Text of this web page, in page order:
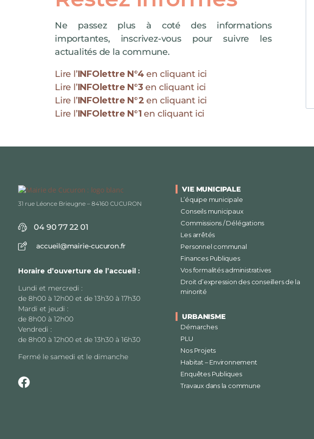
Ne passez plus à coté des informations
importantes, inscrivez-vous pour suivre les
actualités de la commune.
Lire l’INFOlettre N°4 en cliquant ici
Lire l’INFOlettre N°3 en cliquant ici
Lire l’INFOlettre N°2 en cliquant ici
Lire l’INFOlettre N°1 en cliquant ici
31 rue Léonce Brieugne – 84160 CUCURON
04 90 77 22 01
accueil@mairie-cucuron.fr
Horaire d’ouverture de l’accueil :
Lundi et mercredi :
de 8h00 à 12h00 et de 13h30 à 17h30
Mardi et jeudi :
de 8h00 à 12h00
Vendredi :
de 8h00 à 12h00 et de 13h30 à 16h30
Fermé le samedi et le dimanche
VIE MUNICIPALE
L’équipe municipale
Conseils municipaux
Commissions / Délégations
Les arrêtés
Personnel communal
Finances Publiques
Vos formalités administratives
Droit d’expression des conseillers de la
minorité
URBANISME
Démarches
PLU
Nos Projets
Habitat – Environnement
Enquêtes Publiques
Travaux dans la commune